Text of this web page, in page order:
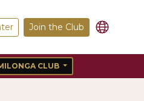
Join the Club
CLUB